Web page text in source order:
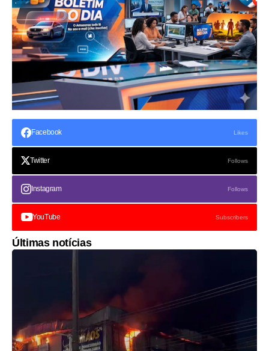
Facebook Likes
Twitter Follows
Instagram Follows
YouTube Subscribers
Últimas notícias